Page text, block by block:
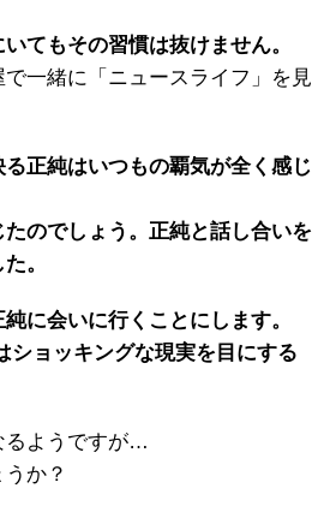
てもその習慣は抜けません。
一緒に「ニュースライフ」を見
正純はいつもの覇気が全く感じ
のでしょう。正純と話し合いを
。
に会いに行くことにします。
ショッキングな現実を目にする
るようですが…
か？